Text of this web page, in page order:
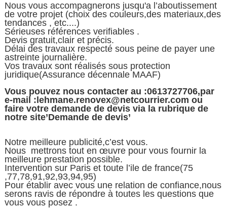
Nous vous accompagnerons jusqu'a l’aboutissement
de votre projet (choix des couleurs,des materiaux,des
tendances , etc....)
Sérieuses références verifiables .
Devis gratuit,clair et précis.
Délai des travaux respecté sous peine de payer une
astreinte journalière.
Vos travaux sont réalisés sous protection
juridique(Assurance décennale MAAF)
Vous pouvez nous contacter au :0613727706,par
e-mail :lehmane.renovex@netcourrier.com ou
faire votre demande de devis via la rubrique de
notre site’Demande de devis’
Notre meilleure publicité,c’est vous.
Nous mettrons tout en œuvre pour vous fournir la
meilleure prestation possible.
Intervention sur Paris et toute l’ile de france(75
,77,78,91,92,93,94,95)
Pour établir avec vous une relation de confiance,nous
serons ravis de répondre à toutes les questions que
vous vous posez .